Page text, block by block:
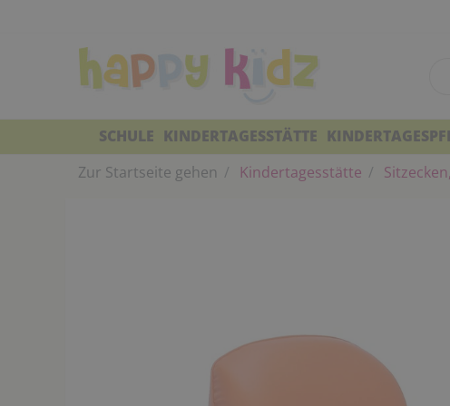
SCHULE KINDERTAGESSTÄTTE
Zur Startseite gehen
Kindertagesstätte